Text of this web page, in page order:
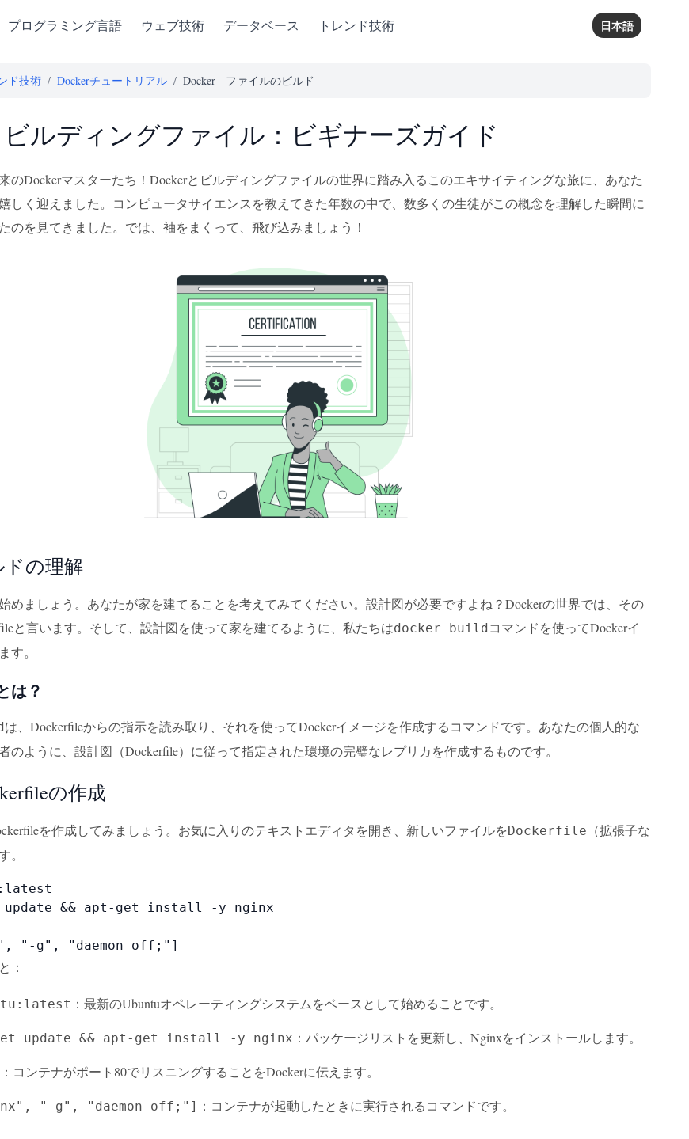
プログラミング言語 ウェブ技術 データベース トレンド技術 日本語
ド技術 / Dockerチュートリアル / Docker - ファイルのビルド
ビルディングファイル：ビギナーズガイド
のDockerマスターたち！Dockerとビルディングファイルの世界に踏み入るこのエキサイティングな旅に、あなた
しく迎えました。コンピュータサイエンスを教えてきた年数の中で、数多くの生徒がこの概念を理解した瞬間に
のを見てきました。では、袖をまくって、飛び込みましょう！
ドの理解
めましょう。あなたが家を建てることを考えてみてください。設計図が必要ですよね？Dockerの世界では、その
と言います。そして、設計図を使って家を建てるように、私たちはdocker buildコマンドを使ってDockerイ
す。
は？
は、Dockerfileからの指示を読み取り、それを使ってDockerイメージを作成するコマンドです。あなたの個人的な
のように、設計図（Dockerfile）に従って指定された環境の完璧なレプリカを作成するものです。
の作成
を作成してみましょう。お気に入りのテキストエディタを開き、新しいファイルをDockerfile （拡張子な
。
update && apt-get install -y nginx
"-g", "daemon off;"]
：
：最新のUbuntuオペレーティングシステムをベースとして始めることです。
update && apt-get install -y nginx ：パッケージリストを更新し、Nginxをインストールします。
：コンテナがポート80でリスニングすることをDockerに伝えます。
"-g", "daemon off;"] ：コンテナが起動したときに実行されるコマンドです。